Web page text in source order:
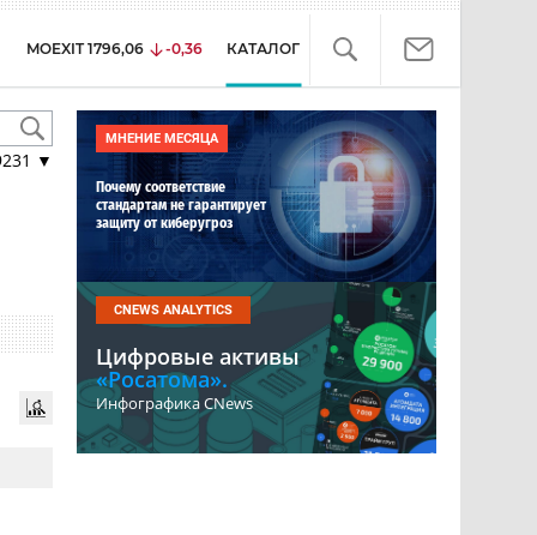
MOEXIT 1796,06 -0,36 КАТАЛОГ
▼
МНЕНИЕ МЕСЯЦА
Почему соответствие
стандартам не гарантирует
защиту от киберугроз
CNEWS ANALYTICS
Цифровые активы
«Росатома».
Инфографика CNews